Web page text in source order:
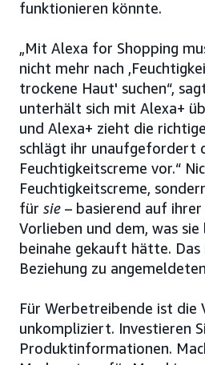
funktionieren könnte.
„Mit Alexa for Shopping
nicht mehr nach
trockene Haut' suchen“,
unterhält sich mit Alexa+
und Alexa+ zieht die
schlägt ihr unaufgefordert
Feuchtigkeitscreme vor.“
Feuchtigkeitscreme,
für sie – basierend auf
Vorlieben und dem, was
beinahe gekauft hätte.
Beziehung zu
Für Werbetreibende ist die
unkompliziert. Investieren
Produktinformationen.